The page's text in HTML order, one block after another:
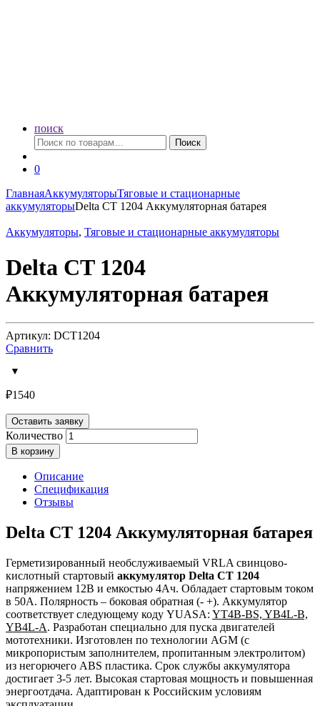
поиск
Искать:
Поиск
0
ГлавнаяАккумуляторыТяговые и стационарные
аккумуляторыDelta CT 1204 Аккумуляторная батарея
Аккумуляторы, Тяговые и стационарные аккумуляторы
Delta CT 1204
Аккумуляторная батарея
Артикул: DCT1204
Сравнить
₽1540
Оставить заявку
Количество
В корзину
Описание
Спецификация
Отзывы
Delta CT 1204 Аккумуляторная батарея
Герметизированный необслуживаемый VRLA cвинцово-
кислотный стартовый аккумулятор Delta CT 1204
напряжением 12В и емкостью 4Ач. Обладает стартовым током
в 50А. Полярность – боковая обратная (- +). Аккумулятор
соответствует следующему коду YUASA: YT4B-BS, YB4L-B,
YB4L-A. Разработан специально для пуска двигателей
мототехники. Изготовлен по технологии AGM (с
микропористым заполнителем, пропитанным электролитом)
из негорючего ABS пластика. Срок службы аккумулятора
достигает 3-5 лет. Высокая стартовая мощность и повышенная
энергоотдача. Адаптирован к Российским условиям